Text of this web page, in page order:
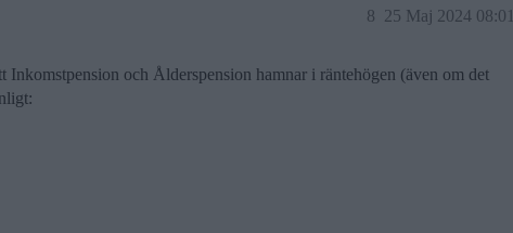
25 Maj 2024 08:01
8
Inkomstpension och Ålderspension hamnar i räntehögen (även om det